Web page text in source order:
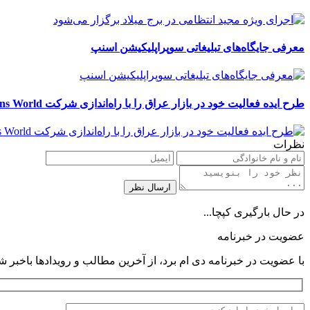
معرفی جایگاه‌های تبلیغاتی سوپراپلیکیشن اسنپ
طرح ایده فعالیت خود در بازار عراق را با راه‌اندازی شرکت Retail Solutions World آغاز کرد
نظرات
در حال بارگیری کپچا...
عضویت در خبرنامه
با عضویت در خبرنامه دی ام برد، از آخرین مطالب و رویدادها باخبر